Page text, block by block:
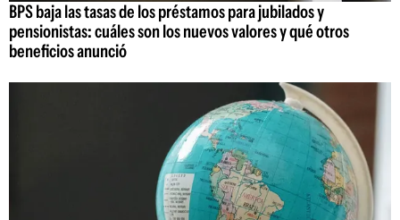
BPS baja las tasas de los préstamos para jubilados y
pensionistas: cuáles son los nuevos valores y qué otros
beneficios anunció